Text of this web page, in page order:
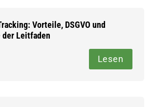
Vorteile, DSGVO und
Leitfaden
Lesen